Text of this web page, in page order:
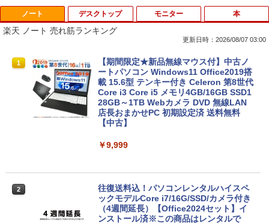
ノート
楽天 ノート 売れ筋ランキング
更新日時：2026/08/07 03:00
1
【期間限定★新品無線マウス付】中古ノ
ートパソコン Windows11 Office2019搭
載 15.6型 テンキー付き Celeron 第8世代
Core i3 Core i5 メモリ4GB/16GB SSD1
28GB～1TB Webカメラ DVD 無線LAN
店長おまかせPC 初期設定済 送料無料
【中古】
￥9,999
2
往復送料込！パソコンレンタルハイスペ
ックモデルCore i7/16G/SSD/カメラ付き
（4週間延長）【Office2024セット】イ
ンストール済※この商品はレンタルで
デスクトップ モニター 本